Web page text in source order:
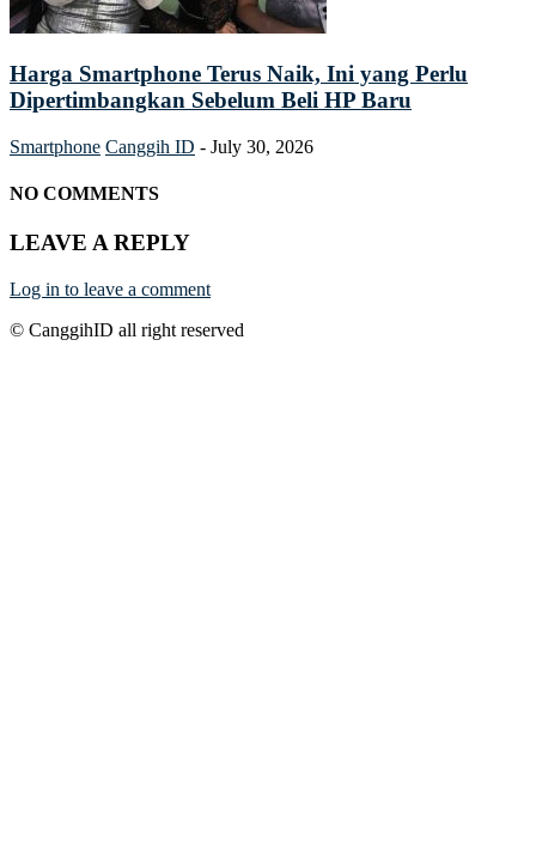
Harga Smartphone Terus Naik, Ini yang Perlu
Dipertimbangkan Sebelum Beli HP Baru
Smartphone Canggih ID - July 30, 2026
NO COMMENTS
LEAVE A REPLY
Log in to leave a comment
© CanggihID all right reserved